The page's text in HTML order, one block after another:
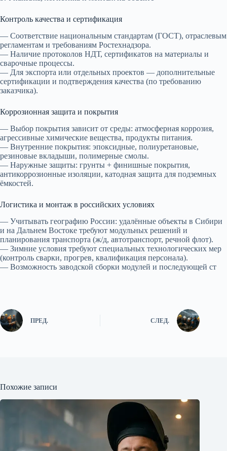
Контроль качества и сертификация
— Соответствие национальным стандартам (ГОСТ), отраслевым
регламентам и требованиям Ростехнадзора.
— Наличие протоколов НДТ, сертификатов на материалы и
сварочные процессы.
— Для экспорта или отдельных проектов — дополнительные
сертификации и подтверждения качества (по требованию
заказчика).
Коррозионная защита и покрытия
— Выбор покрытия зависит от среды: атмосферная коррозия,
агрессивные химические вещества, продукты питания.
— Внутренние покрытия: эпоксидные, полиуретановые,
резиновые вкладыши, полимерные смолы.
— Наружные защиты: грунты + финишные покрытия,
антикоррозионные изоляции, катодная защита для подземных
ёмкостей.
Логистика и монтаж в российских условиях
— Учитывать географию России: удалённые объекты в Сибири
и на Дальнем Востоке требуют модульных решений и
планирования транспорта (ж/д, автотранспорт, речной флот).
— Зимние условия требуют специальных технологических мер
(контроль сварки, прогрев, квалификация персонала).
— Возможность заводской сборки модулей и последующей ст
ПРЕД. СЛЕД.
Похожие записи